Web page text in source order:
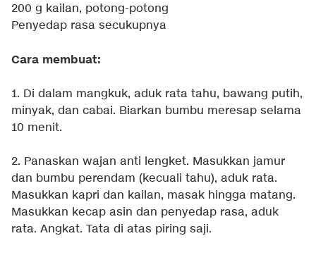
200 g kailan, potong-potong
Penyedap rasa secukupnya
Cara membuat:
1. Di dalam mangkuk, aduk rata tahu, bawang putih,
minyak, dan cabai. Biarkan bumbu meresap selama
10 menit.
2. Panaskan wajan anti lengket. Masukkan jamur
dan bumbu perendam (kecuali tahu), aduk rata.
Masukkan kapri dan kailan, masak hingga matang.
Masukkan kecap asin dan penyedap rasa, aduk
rata. Angkat. Tata di atas piring saji.